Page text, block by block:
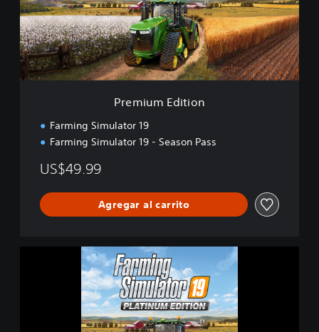
m
E
d
i
t
i
Premium Edition
Farming Simulator 19
Farming Simulator 19 - Season Pass
US$49.99
Agregar al carrito